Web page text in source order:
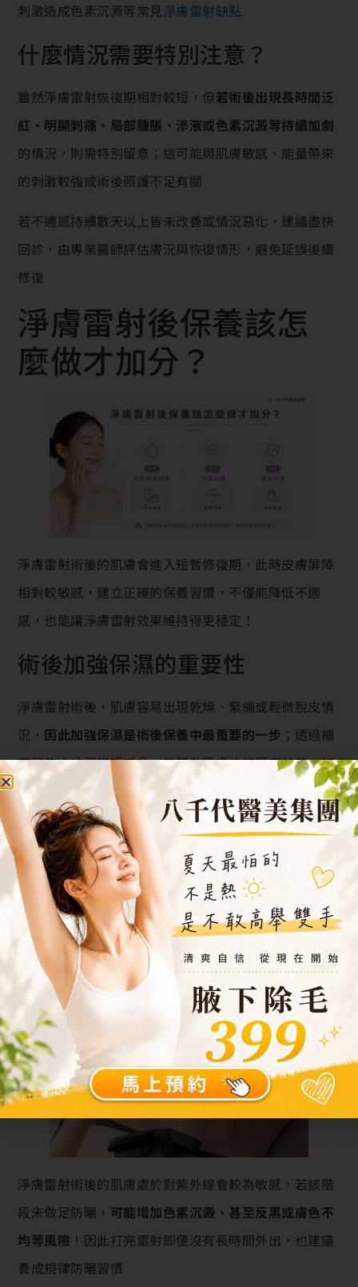
刺激造成色素沉澱等常見淨膚雷射缺點
什麼情況需要特別注意？
雖然淨膚雷射恢復期相對較短，但若術後出現長時間泛
紅、明顯刺痛、局部腫脹、滲液或色素沉澱等持續加劇
的情況，則需特別留意；這可能與肌膚敏感、能量帶來
的刺激較強或術後照護不足有關
若不適感持續數天以上皆未改善或情況惡化，建議盡快
回診，由專業醫師評估膚況與恢復情形，避免延誤後續
修復
淨膚雷射後保養該怎
麼做才加分？
淨膚雷射術後的肌膚會進入短暫修復期，此時皮膚屏障
相對較敏感，建立正確的保養習慣，不僅能降低不適
感，也能讓淨膚雷射效果維持得更穩定！
術後加強保濕的重要性
淨膚雷射術後，肌膚容易出現乾燥、緊繃或輕微脫皮情
況， 因此加強保濕是術後保養中最重要的一步 ；透過補
充足夠水分與修護成分，能幫助肌膚維持穩定狀態，加
速屏障修復，同時降低敏感與不適感
建議術後選擇成分單純、溫和的保濕產品，避免過度刺
激肌膚。若肌膚保濕不足，不僅可能延長恢復期，也可
能影響整體膚況穩定度
為什麼打完雷射後需要加強防
曬？
淨膚雷射術後的肌膚處於對紫外線會較為敏感，若該階
段未做足防曬， 可能增加色素沉澱、甚至反黑或膚色不
均等風險 ！因此打完雷射即便沒有長時間外出，也建議
養成規律防曬習慣